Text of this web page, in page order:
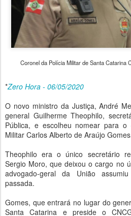
Coronel da Polícia Militar de Santa Catarina
*Zero Hora - 06/05/2020
O novo ministro da Justiça, André
general Guilherme Theophilo,
Pública, e escolheu nomear para
Militar Carlos Alberto de Araújo
Theophilo era o único secretário
Sergio Moro, que deixou o cargo no
advogado-geral da União
passada.
Gomes, que entrará no lugar do
Santa Catarina e preside o